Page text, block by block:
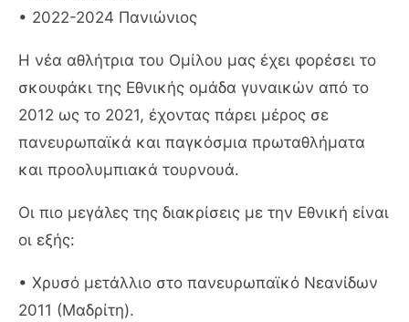
• 2022-2024 Πανιώνιος
Η νέα αθλήτρια του Ομίλου μας έχει φορέσει το
σκουφάκι της Εθνικής ομάδα γυναικών από το
2012 ως το 2021, έχοντας πάρει μέρος σε
πανευρωπαϊκά και παγκόσμια πρωταθλήματα
και προολυμπιακά τουρνουά.
Οι πιο μεγάλες της διακρίσεις με την Εθνική είναι
οι εξής:
• Χρυσό μετάλλιο στο πανευρωπαϊκό Νεανίδων
2011 (Μαδρίτη).